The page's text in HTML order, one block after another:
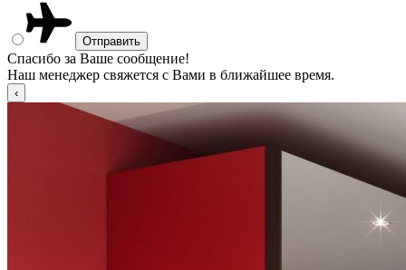
Спасибо за Ваше сообщение!
Наш менеджер свяжется с Вами в ближайшее время.